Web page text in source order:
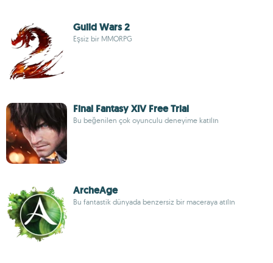
Guild Wars 2
Eşsiz bir MMORPG
Final Fantasy XIV Free Trial
Bu beğenilen çok oyunculu deneyime katılın
ArcheAge
Bu fantastik dünyada benzersiz bir maceraya atılın